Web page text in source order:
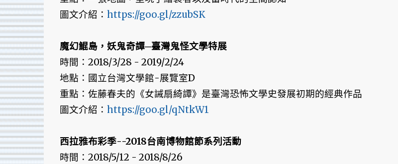
圖文介紹： https://goo.gl/zzubSK
魔幻鯤島，妖鬼奇譚─臺灣鬼怪文學特展
時間：2018/3/28 - 2019/2/24
地點：國立台灣文學館-展覽室D
重點：佐藤春夫的《女誡扇綺譚》是臺灣恐怖文學史發展初期的經典作品
圖文介紹： https://goo.gl/qNtkW1
西拉雅布彩季--2018台南博物館節系列活動
時間：2018/5/12 - 2018/8/26